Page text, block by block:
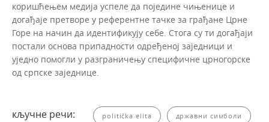
коришћењем медија успеле да поједине чињенице и
догађаје претворе у референтне тачке за грађане Црне
Горе на начин да идентификују себе. Стога су ти догађаји
постали основа припадности одређеној заједници и
уједно помогли у разграничењу специфичне црногорске
од српске заједнице.
кључне речи: politička elita државни симболи